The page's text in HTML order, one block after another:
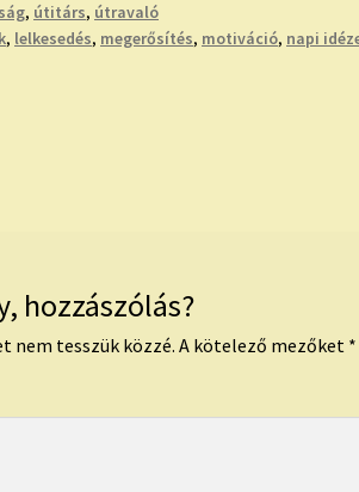
, útitárs, útravaló
, lelkesedés, megerősítés, motiváció, napi
hozzászólás?
nem tesszük közzé.A kötelező mezőket *